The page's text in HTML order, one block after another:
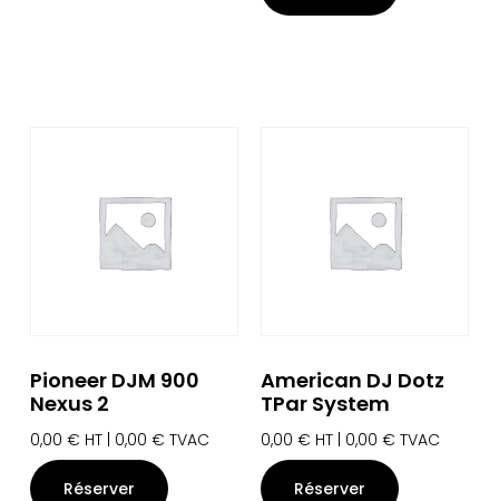
Pioneer DJM 900
Nexus 2
0,00 € HT | 0,00 € TVAC
Réserver
American DJ Dotz
TPar System
0,00 € HT | 0,00 € TVAC
Réserver